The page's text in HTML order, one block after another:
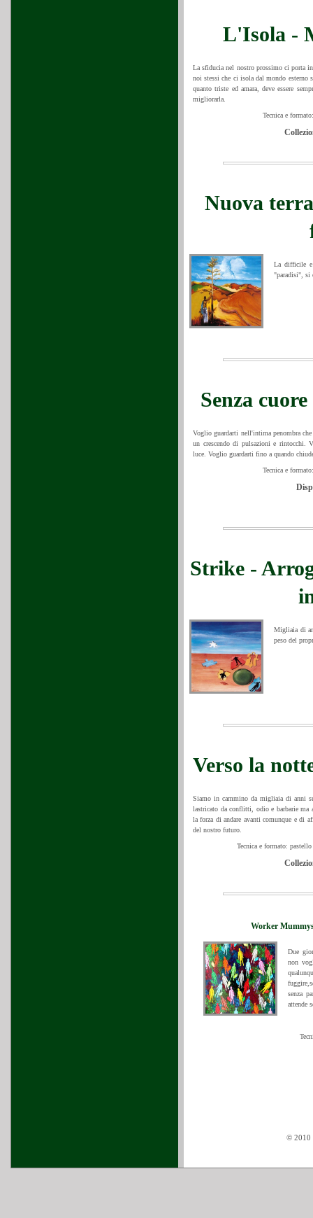
L'Isola -
La sfiducia nel nostro prossimo ci porta
noi stessi che ci isola dal mondo esterno
quanto triste ed amara, deve essere
migliorarla.
Tecnica e
Nuova
La difficile e
"paradisi", si
Senza
Voglio guardarti nell'intima penombra
un crescendo di pulsazioni e rintocchi.
luce. Voglio guardarti fino a quando
Tecnica e
Strike -
Migliaia di
peso del
Verso la
Siamo in cammino da migliaia di anni
lastricato da conflitti, odio e barbarie ma
la forza di andare avanti comunque e di
del nostro futuro.
Tecnica e formato:
Worker
Due
non
senza
attende
© 2010